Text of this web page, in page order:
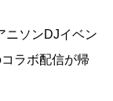
ニソンDJイベン
ラボ配信が帰